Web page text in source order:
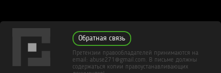
Обратная связь
Претензии правообладателей принимаются на
email: abuse271@gmail.com. В письме должны
содержаться копии правоустанавливающих